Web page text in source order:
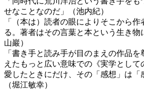
せなことなのだ」（池内紀）
「（本は）読者の眼によりそこから
る。著者はその言葉と本という生き
山巖）
「書き手と読み手が目のまえの作品
えたもっと広い意味での《実学として
愛したときにだけ、その「感想」は「
（堀江敏幸）